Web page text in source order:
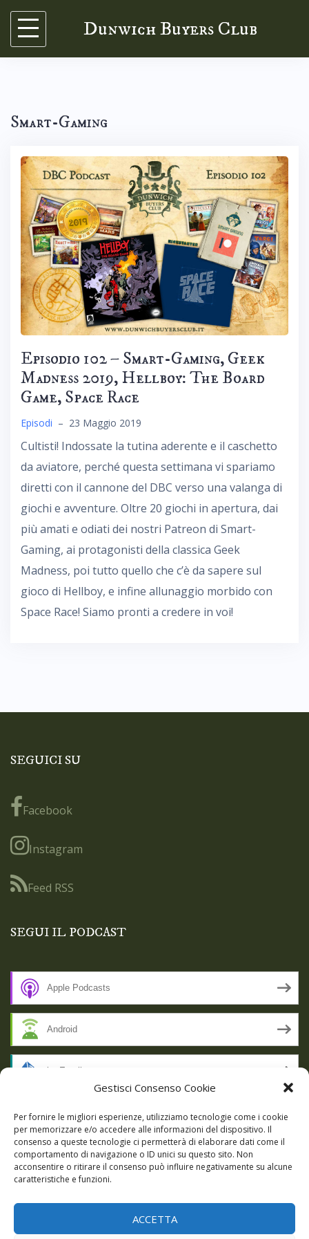
Gestisci Consenso Cookie
Per fornire le migliori esperienze, utilizziamo tecnologie come i cookie
per memorizzare e/o accedere alle informazioni del dispositivo. Il
consenso a queste tecnologie ci permetterà di elaborare dati come il
comportamento di navigazione o ID unici su questo sito. Non
acconsentire o ritirare il consenso può influire negativamente su alcune
caratteristiche e funzioni.
ACCETTA
Skip
content
Dunwich Buyers Club
Smart-Gaming
Episodio 102 – Smart-Gaming, Geek
Madness 2019, Hellboy: The Board
Game, Space Race
Episodi – 23 Maggio 2019
Cultisti! Indossate la tutina aderente e il caschetto
da aviatore, perché questa settimana vi spariamo
diretti con il cannone del DBC verso una valanga di
giochi e avventure. Oltre 20 giochi in apertura, dai
più amati e odiati dei nostri Patreon di Smart-
Gaming, ai protagonisti della classica Geek
Madness, poi tutto quello che c’è da sapere sul
gioco di Hellboy, e infine allunaggio morbido con
Space Race! Siamo pronti a credere in voi!
SEGUICI SU
Facebook
Instagram
Feed RSS
SEGUI IL PODCAST
Apple Podcasts
Android
by Email
RSS
SSL SECURE